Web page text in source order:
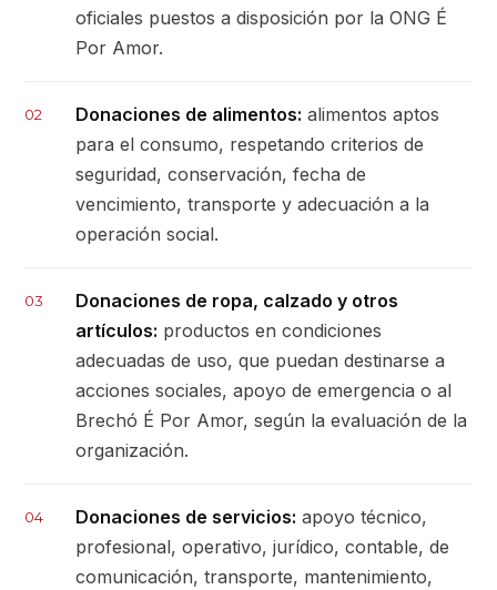
oficiales puestos a disposición por la ONG É
Por Amor.
02 Donaciones de alimentos: alimentos aptos
para el consumo, respetando criterios de
seguridad, conservación, fecha de
vencimiento, transporte y adecuación a la
operación social.
03
Donaciones de ropa, calzado y otros
artículos: productos en condiciones
adecuadas de uso, que puedan destinarse a
acciones sociales, apoyo de emergencia o al
Brechó É Por Amor, según la evaluación de la
organización.
04 Donaciones de servicios: apoyo técnico,
profesional, operativo, jurídico, contable, de
comunicación, transporte, mantenimiento,